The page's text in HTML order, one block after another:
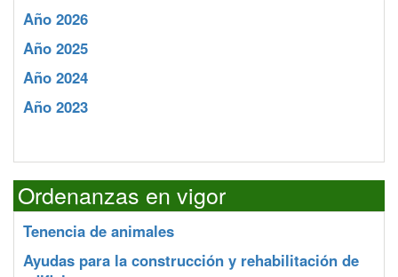
Año 2026
Año 2025
Año 2024
Año 2023
Ordenanzas en vigor
Tenencia de animales
Ayudas para la construcción y rehabilitación de